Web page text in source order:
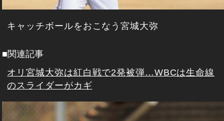
キャッチボールをおこなう宮城大弥
■関連記事
オリ宮城大弥は紅白戦で2発被弾…WBCは生命線
のスライダーがカギ